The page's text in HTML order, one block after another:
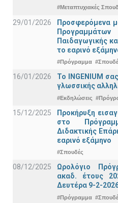
#Μεταπτυχιακές
29/01/2026
Προσφερόμενα
Παιδαγωγικής
το εαρινό
#Πρόγραμμα
16/01/2026
Το INGENIUM
γλωσσικής
#Εκδηλώσεις
15/12/2025
Προκήρυξη
στο
Διδακτικής
εαρινό εξάμηνο
#Σπουδές
08/12/2025
Ωρολόγιο
ακαδ. έτους
Δευτέρα 9-2-
#Πρόγραμμα